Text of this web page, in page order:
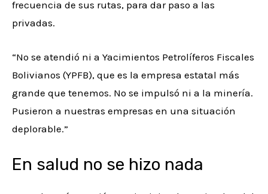
frecuencia de sus rutas, para dar paso a las
privadas.
“No se atendió ni a Yacimientos Petrolíferos Fiscales
Bolivianos (YPFB), que es la empresa estatal más
grande que tenemos. No se impulsó ni a la minería.
Pusieron a nuestras empresas en una situación
deplorable.”
En salud no se hizo nada